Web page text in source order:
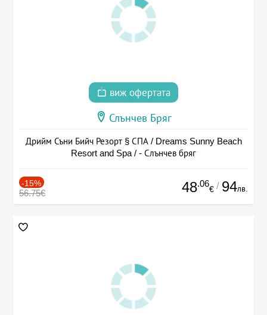
виж офертата
Слънчев Бряг
Дрийм Съни Бийч Резорт § СПА / Dreams Sunny Beach
Resort and Spa / - Слънчев бряг
-15%
56.75€ 48.06
€ / 94лв.